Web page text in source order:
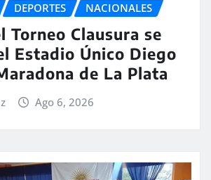
DEPORTES NACIONALES
Torneo Clausura se
Estadio Único Diego
de La Plata
Ago 6, 2026